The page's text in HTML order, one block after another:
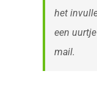
het
een
mail.